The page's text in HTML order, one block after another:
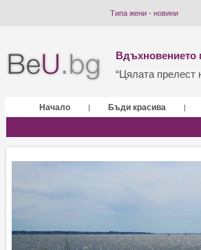
Типа жени - новини
Вдъхновението
“Цялата прелест
Начало | Бъди красива |